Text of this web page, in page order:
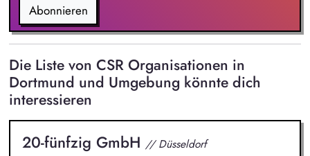
Abonnieren
Die Liste von CSR Organisationen in
Dortmund und Umgebung könnte dich
interessieren
20-fünfzig GmbH // Düsseldorf